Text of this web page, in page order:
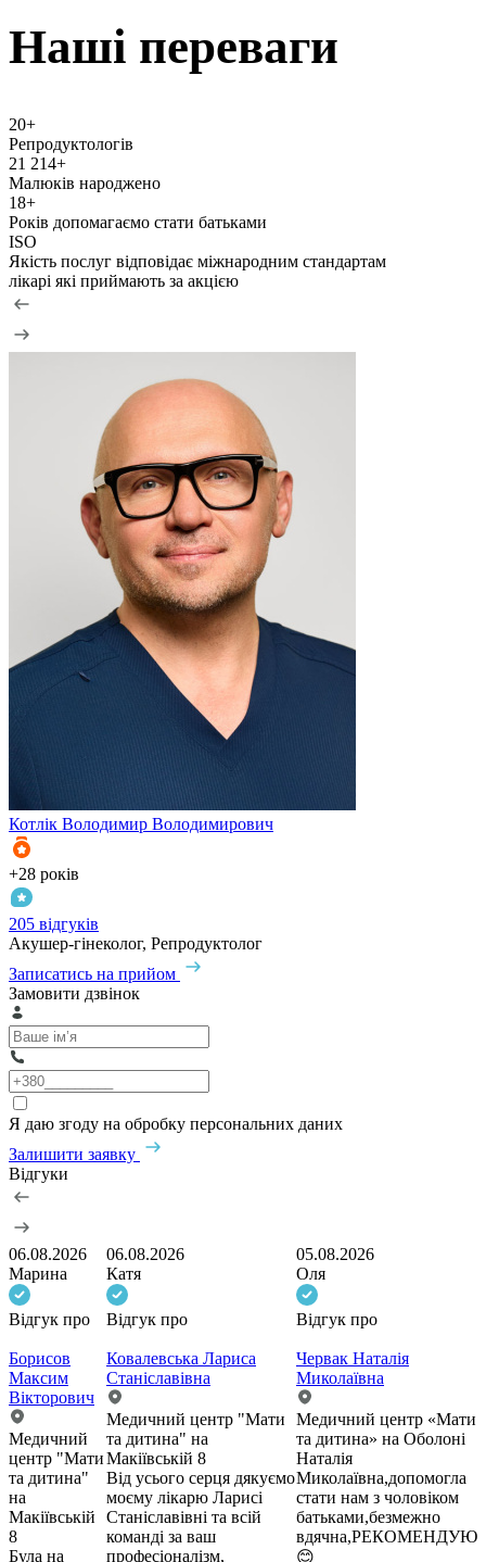
Нашi переваги
20+
Репродуктологів
21 214+
Малюків народжено
18+
Років допомагаємо стати батьками
ISO
Якість послуг відповідає міжнародним стандартам
лiкарі які приймають за акцією
Котлік Володимир Володимирович
+28 років
205 відгуків
Акушер-гінеколог, Репродуктолог
Записатись на прийом
Замовити дзвінок
Я даю згоду на обробку персональних даних
Залишити заявку
Відгуки
06.08.2026
Марина
Відгук про
Борисов
Максим
Вікторович
Медичний
центр "Мати
та дитина"
на
Макіївській
8
Була на
06.08.2026
Катя
Відгук про
Ковалевська Лариса
Станіславівна
Медичний центр "Мати
та дитина" на
Макіївській 8
Від усього серця дякуємо
моєму лікарю Ларисі
Станіславівні та всій
команді за ваш
професіоналізм,
05.08.2026
Оля
Відгук про
Червак Наталія
Миколаївна
Медичний центр «Мати
та дитина» на Оболоні
Наталія
Миколаївна,допомогла
стати нам з чоловіком
батьками,безмежно
вдячна,РЕКОМЕНДУЮ
😊